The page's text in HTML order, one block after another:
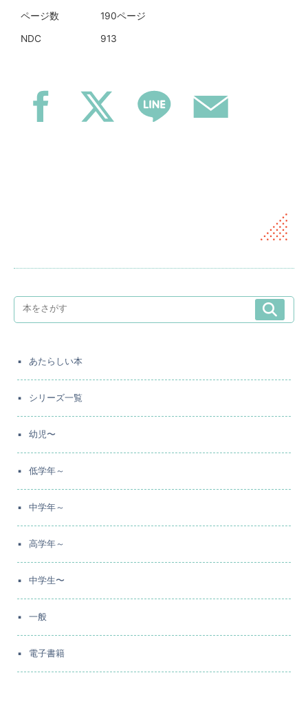
ページ数 190ページ
NDC 913
あたらしい本
シリーズ一覧
幼児〜
低学年～
中学年～
高学年～
中学生〜
一般
電子書籍